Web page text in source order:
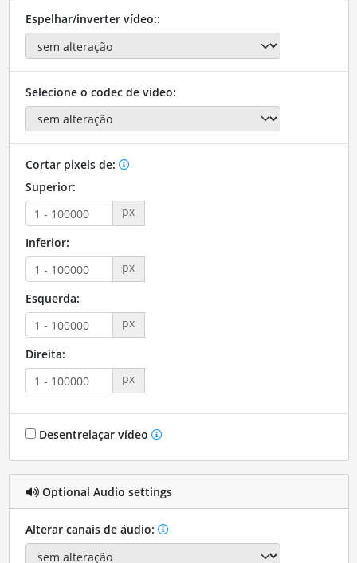
Espelhar/inverter vídeo::
Selecione o codec de vídeo:
Cortar pixels de:
Superior:
px
Inferior:
px
Esquerda:
px
Direita:
px
Desentrelaçar vídeo
Optional Audio settings
Alterar canais de áudio: